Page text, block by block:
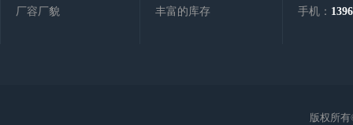
厂容厂貌
丰富的库存
手机：
版权所